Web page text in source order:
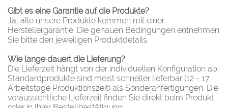
Gibt es eine Garantie auf die Produkte?
Ja, alle unsere Produkte kommen mit einer
Herstellergarantie. Die genauen Bedingungen entnehmen
Sie bitte den jeweiligen Produktdetails.
Wie lange dauert die Lieferung?
Die Lieferzeit hängt von der individuellen Konfiguration ab.
Standardprodukte sind meist schneller lieferbar (12 - 17
Arbeitstage Produktionszeit) als Sonderanfertigungen. Die
voraussichtliche Lieferzeit finden Sie direkt beim Produkt